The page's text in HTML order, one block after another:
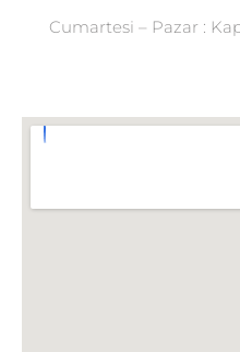
Cumartesi – Pazar :